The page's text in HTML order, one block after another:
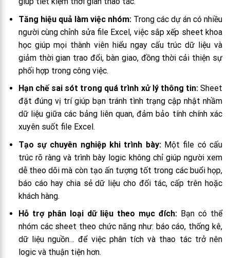
Tăng hiệu quả làm việc nhóm:Trong các dự án có nhiều
người cùng chỉnh sửa file Excel, việc sắp xếp sheet khoa
học giúp mọi thành viên hiểu ngay cấu trúc dữ liệu và
giảm thời gian trao đổi, bàn giao, đồng thời cải thiện sự
phối hợp trong công việc.
Hạn chế sai sót trong quá trình xử lý thông tin:Sheet
đặt đúng vị trí giúp bạn tránh tình trạng cập nhật nhầm
dữ liệu giữa các bảng liên quan, đảm bảo tính chính xác
xuyên suốt file Excel.
Tạo sự chuyên nghiệp khi trình bày:Một file có cấu
trúc rõ ràng và trình bày logic không chỉ giúp người xem
dễ theo dõi mà còn tạo ấn tượng tốt trong các buổi họp,
báo cáo hay chia sẻ dữ liệu cho đối tác, cấp trên hoặc
khách hàng.
Hỗ trợ phân loại dữ liệu theo mục đích: Bạn có thể
nhóm các sheet theo chức năng như: báo cáo, thống kê,
dữ liệu nguồn… để việc phân tích và thao tác trở nên
logic và thuận tiện hơn.